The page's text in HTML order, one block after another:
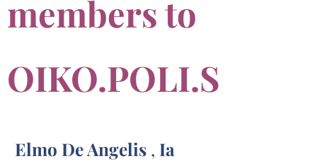
members to
OIKO.POLI.S
Elmo De Angelis , Ia